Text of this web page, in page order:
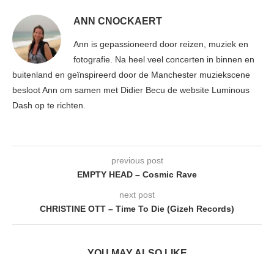
ANN CNOCKAERT
Ann is gepassioneerd door reizen, muziek en
fotografie. Na heel veel concerten in binnen en
buitenland en geïnspireerd door de Manchester muziekscene
besloot Ann om samen met Didier Becu de website Luminous
Dash op te richten.
previous post
EMPTY HEAD – Cosmic Rave
next post
CHRISTINE OTT – Time To Die (Gizeh Records)